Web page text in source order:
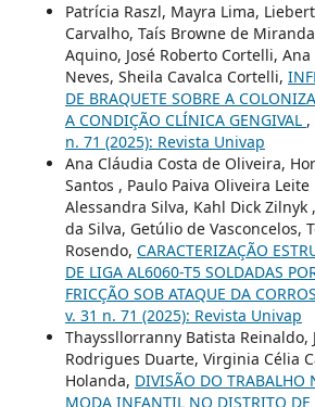
Patrícia Raszl, Mayra Lima,
Carvalho, Taís Browne de
Aquino, José Roberto Cortelli,
Neves, Sheila Cavalca Cortelli,
DE BRAQUETE SOBRE A
A CONDIÇÃO CLÍNICA GENGIVAL ,
n. 71 (2025): Revista Univap
Ana Cláudia Costa de Oliveira,
Santos , Paulo Paiva Oliveira
Alessandra Silva, Kahl Dick
da Silva, Getúlio de Vasconcelos,
Rosendo, CARACTERIZAÇÃO
DE LIGA AL6060-T5 SOLDADAS
FRICÇÃO SOB ATAQUE DA
v. 31 n. 71 (2025): Revista Univap
Thayssllorranny Batista Reinaldo,
Rodrigues Duarte, Virginia Célia
Holanda, DIVISÃO DO TRABALHO
MODA INFANTIL NO DISTRITO DE